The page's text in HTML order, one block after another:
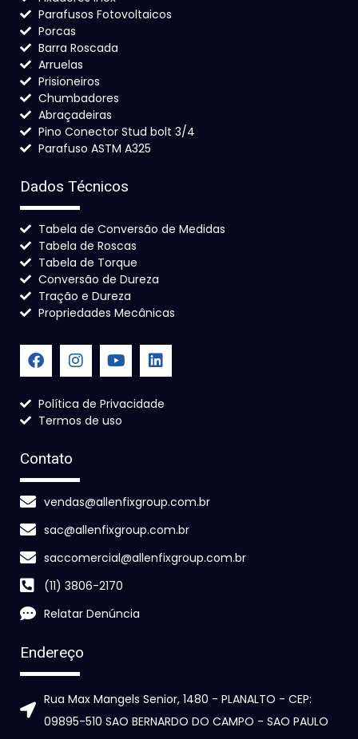
Parafusos Fotovoltaicos
Porcas
Barra Roscada
Arruelas
Prisioneiros
Chumbadores
Abraçadeiras
Pino Conector Stud bolt 3/4
Parafuso ASTM A325
Dados Técnicos
Tabela de Conversão de Medidas
Tabela de Roscas
Tabela de Torque
Conversão de Dureza
Tração e Dureza
Propriedades Mecânicas
Política de Privacidade
Termos de uso
Contato
vendas@allenfixgroup.com.br
sac@allenfixgroup.com.br
saccomercial@allenfixgroup.com.br
(11) 3806-2170
Relatar Denúncia
Endereço
Rua Max Mangels Senior, 1480 - PLANALTO - CEP:
09895-510 SAO BERNARDO DO CAMPO - SAO PAULO